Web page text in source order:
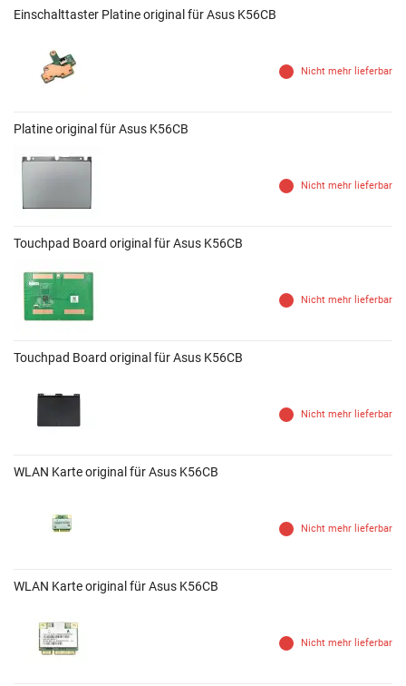
Einschalttaster Platine original für Asus K56CB
Nicht mehr lieferbar
Platine original für Asus K56CB
Nicht mehr lieferbar
Touchpad Board original für Asus K56CB
Nicht mehr lieferbar
Touchpad Board original für Asus K56CB
Nicht mehr lieferbar
WLAN Karte original für Asus K56CB
Nicht mehr lieferbar
WLAN Karte original für Asus K56CB
Nicht mehr lieferbar